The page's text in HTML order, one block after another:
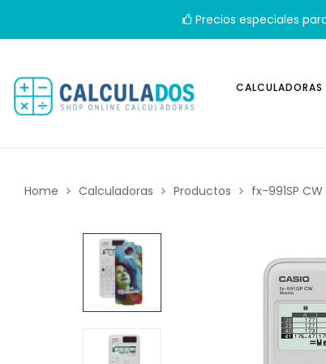
Precios especiales
CALCULADORAS
Home Calculadoras Productos fx-991SP